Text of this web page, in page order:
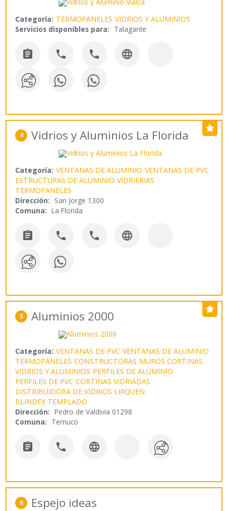
Categoría: TERMOPANELES VIDRIOS Y ALUMINIOS
Servicios disponibles para: Talagante
   
4 Vidrios y Aluminios La Florida
Categoría: VENTANAS DE ALUMINIO VENTANAS DE PVC
ESTRUCTURAS DE ALUMINIO VIDRIERIAS
TERMOPANELES
Dirección: San Jorge 1300
Comuna: La Florida
   
5 Aluminios 2000
Categoría: VENTANAS DE PVC VENTANAS DE ALUMINIO
TERMOPANELES CONSTRUCTORAS MUROS CORTINAS
VIDRIOS Y ALUMINIOS PERFILES DE ALUMINIO
PERFILES DE PVC CORTINAS VIDRIADAS
DISTRIBUIDORA DE VIDRIOS LIRQUEN
BLINDEX TEMPLADO
Dirección: Pedro de Valdivia 01298
Comuna: Temuco
  
6 Espejo ideas